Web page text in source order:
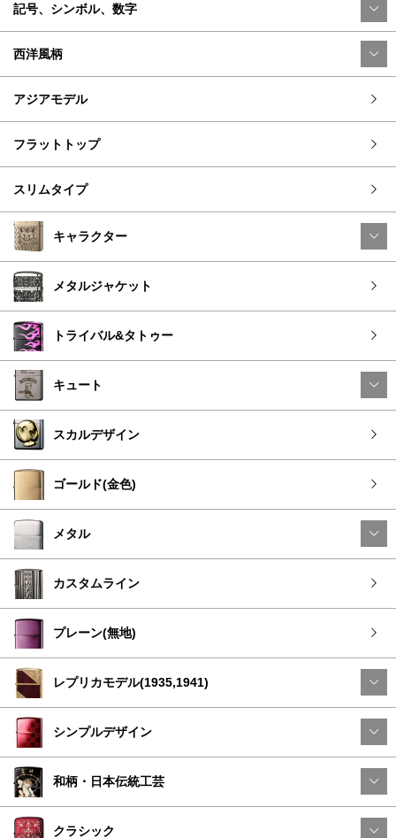
記号、シンボル、数字
西洋風柄
アジアモデル
フラットトップ
スリムタイプ
キャラクター
メタルジャケット
トライバル&タトゥー
キュート
スカルデザイン
ゴールド(金色)
メタル
カスタムライン
プレーン(無地)
レプリカモデル(1935,1941)
シンプルデザイン
和柄・日本伝統工芸
クラシック